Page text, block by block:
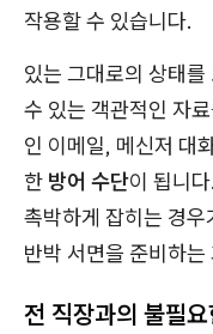
작용할 수 있습니다.
있는 그대로의 상태
수 있는 객관적인 자
인 이메일, 메신저 대
한 방어 수단이 됩니
촉박하게 잡히는 경
반박 서면을 준비하
전 직장과의 불필